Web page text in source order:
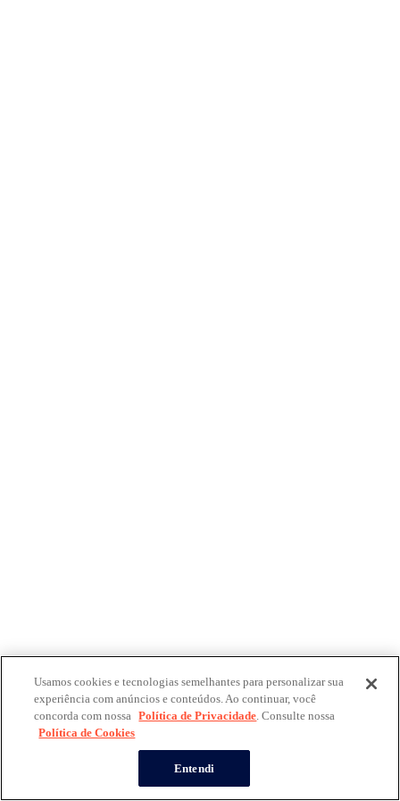
Usamos cookies e tecnologias semelhantes para personalizar sua
experiência com anúncios e conteúdos. Ao continuar, você
concorda com nossa Política de Privacidade. Consulte nossa
Política de Cookies
Entendi